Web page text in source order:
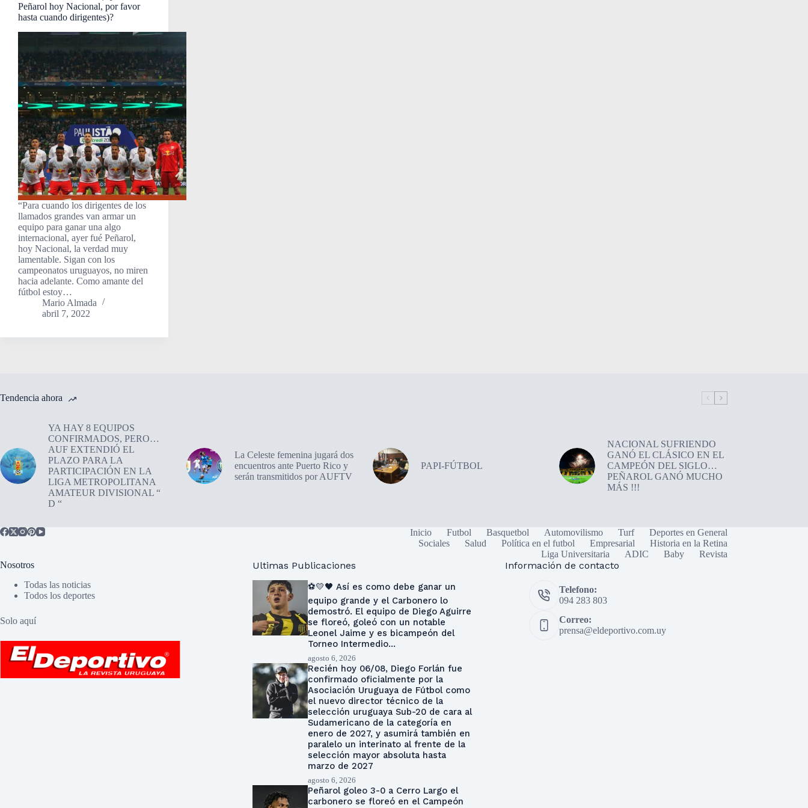
Peñarol hoy Nacional, por favor
hasta cuando dirigentes)?
“Para cuando los dirigentes de los
llamados grandes van armar un
equipo para ganar una algo
internacional, ayer fué Peñarol,
hoy Nacional, la verdad muy
lamentable. Sigan con los
campeonatos uruguayos, no miren
hacia adelante. Como amante del
fútbol estoy…
Mario Almada
abril 7, 2022
Tendencia ahora
YA HAY 8 EQUIPOS
CONFIRMADOS, PERO…
AUF EXTENDIÓ EL
PLAZO PARA LA
PARTICIPACIÓN EN LA
LIGA METROPOLITANA
AMATEUR DIVISIONAL “
D “
La Celeste femenina jugará dos
encuentros ante Puerto Rico y
serán transmitidos por AUFTV
PAPI-FÚTBOL
NACIONAL SUFRIENDO
GANÓ EL CLÁSICO EN EL
CAMPEÓN DEL SIGLO…
PEÑAROL GANÓ MUCHO
MÁS !!!
Inicio Futbol Basquetbol Automovilismo Turf
Deportes en General
Sociales
Salud Política en el futbol Empresarial
Historia en la Retina
Liga Universitaria
ADIC Baby
Revista
Nosotros
Todas las noticias
Todos los deportes
Solo aquí
Ultimas Publicaciones
⚽💛🖤 Así es como debe ganar un
equipo grande y el Carbonero lo
demostró. El equipo de Diego Aguirre
se floreó, goleó con un notable
Leonel Jaime y es bicampeón del
Torneo Intermedio…
agosto 6, 2026
Recién hoy 06/08, Diego Forlán fue
confirmado oficialmente por la
Asociación Uruguaya de Fútbol como
el nuevo director técnico de la
selección uruguaya Sub-20 de cara al
Sudamericano de la categoría en
enero de 2027, y asumirá también en
paralelo un interinato al frente de la
selección mayor absoluta hasta
marzo de 2027
agosto 6, 2026
Peñarol goleo 3-0 a Cerro Largo el
carbonero se floreó en el Campeón
Información de contacto
Telefono:
094 283 803
Correo:
prensa@eldeportivo.com.uy